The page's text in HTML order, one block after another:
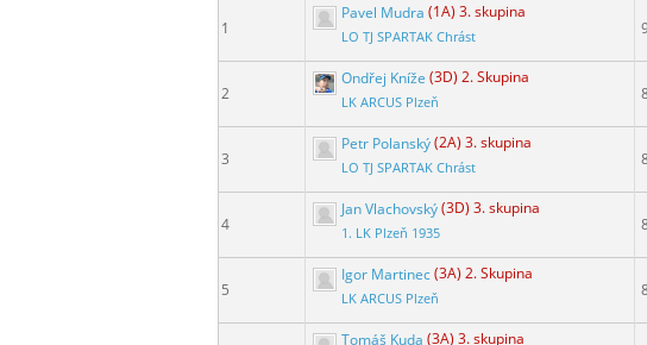
1
Pavel Mudra (1A) 3. skupina
LO TJ SPARTAK Chrást
2
Ondřej Kníže (3D) 2. Skupina
LK ARCUS Plzeň
3
Petr Polanský(2A) 3. skupina
LO TJ SPARTAK Chrást
4
Jan Vlachovský(3D) 3. skupina
1. LK Plzeň 1935
5
Igor Martinec(3A) 2. Skupina
LK ARCUS Plzeň
Tomáš Kuda (3A) 3. skupina